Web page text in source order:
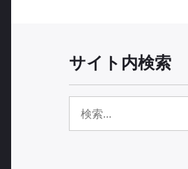
サイト内検索
索: